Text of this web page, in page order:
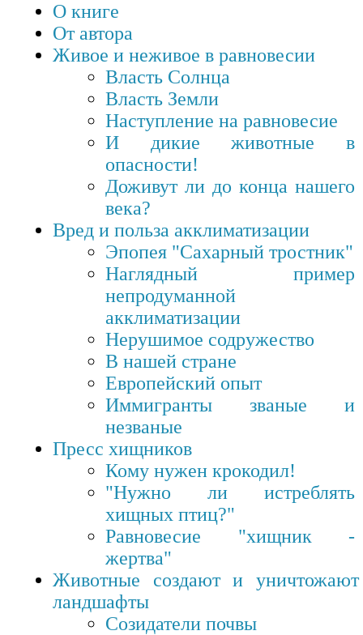
О книге
От автора
Живое и неживое в равновесии
Власть Солнца
Власть Земли
Наступление на равновесие
И дикие животные в
опасности!
Доживут ли до конца нашего
века?
Вред и польза акклиматизации
Эпопея "Сахарный тростник"
Наглядный пример
непродуманной
акклиматизации
Нерушимое содружество
В нашей стране
Европейский опыт
Иммигранты званые и
незваные
Пресс хищников
Кому нужен крокодил!
"Нужно ли истреблять
хищных птиц?"
Равновесие "хищник -
жертва"
Животные создают и уничтожают
ландшафты
Созидатели почвы